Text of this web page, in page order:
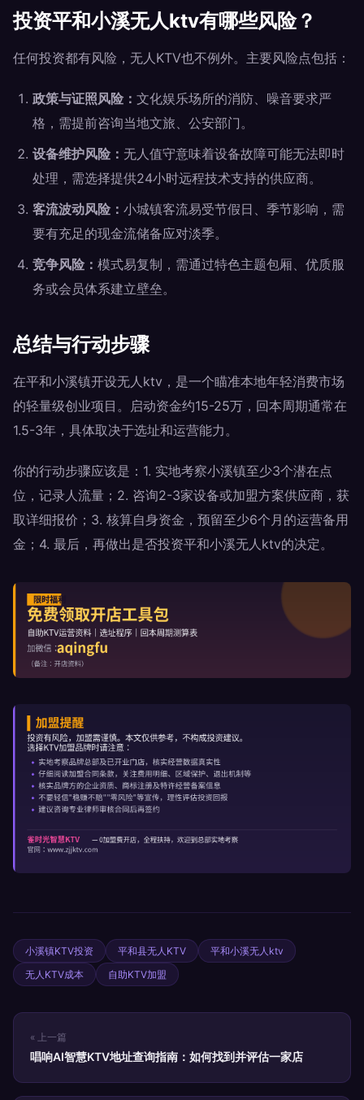
投资平和小溪无人ktv有哪些风险？
任何投资都有风险，无人KTV也不例外。主要风险点包括：
政策与证照风险： 文化娱乐场所的消防、噪音要求严
格，需提前咨询当地文旅、公安部门。
设备维护风险： 无人值守意味着设备故障可能无法即时
处理，需选择提供24小时远程技术支持的供应商。
客流波动风险： 小城镇客流易受节假日、季节影响，需
要有充足的现金流储备应对淡季。
竞争风险： 模式易复制，需通过特色主题包厢、优质服
务或会员体系建立壁垒。
总结与行动步骤
在平和小溪镇开设无人ktv，是一个瞄准本地年轻消费市场
的轻量级创业项目。启动资金约15-25万，回本周期通常在
1.5-3年，具体取决于选址和运营能力。
你的行动步骤应该是：1. 实地考察小溪镇至少3个潜在点
位，记录人流量；2. 咨询2-3家设备或加盟方案供应商，获
取详细报价；3. 核算自身资金，预留至少6个月的运营备用
金；4. 最后，再做出是否投资平和小溪无人ktv的决定。
小溪镇KTV投资 平和县无人KTV
平和小溪无人ktv
无人KTV成本
自助KTV加盟
« 上一篇
唱响AI智慧KTV地址查询指南：如何找到并评估一家店